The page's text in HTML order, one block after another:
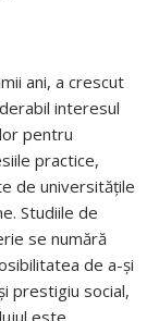
ani, a crescut
interesul
pentru
practice,
de universitățile
Studiile de
se numără
de a-și
prestigiu social,